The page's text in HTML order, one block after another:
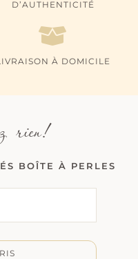
D’AUTHENTICITÉ
À DOMICILE
rien!
BOÎTE À PERLES